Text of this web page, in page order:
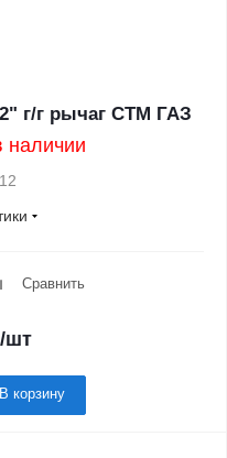
г/г рычаг CTM ГАЗ
наличии
Сравнить
/шт
В корзину